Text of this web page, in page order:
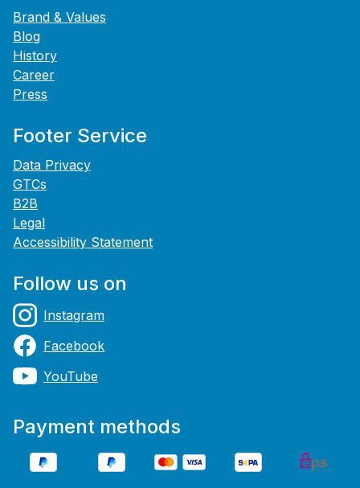
Brand & Values
Blog
History
Career
Press
Footer Service
Data Privacy
GTCs
B2B
Legal
Accessibility Statement
Follow us on
Instagram
Facebook
YouTube
Payment methods